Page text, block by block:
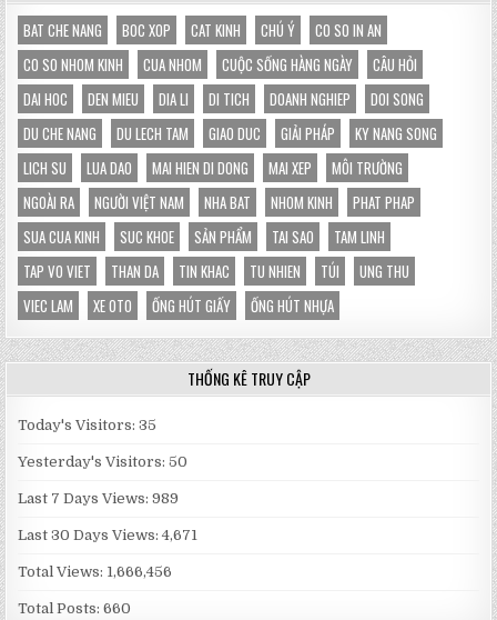
LỘC
BỊ
CHẶN
ĐỨNG
HOÀN
TOÀN
BAT CHE NANG BOC XOP CAT KINH CHÚ Ý
CO SO IN AN
CO SO NHOM KINH
CUA NHOM CUỘC SỐNG HÀNG NGÀY
CÂU HỎI
DAI HOC
DEN MIEU DIA LI DI TICH DOANH NGHIEP
DOI SONG
DU CHE NANG
DU LECH TAM GIAO DUC GIẢI PHÁP
KY NANG SONG
LICH SU
LUA DAO MAI HIEN DI DONG MAI XEP
MÔI TRƯỜNG
NGOÀI RA
NGƯỜI VIỆT NAM NHA BAT NHOM KINH
PHAT PHAP
SUA CUA KINH
SUC KHOE SẢN PHẨM TAI SAO
TAM LINH
TAP VO VIET
THAN DA TIN KHAC TU NHIEN TÚI
UNG THU
VIEC LAM
XE OTO ỐNG HÚT GIẤY ỐNG HÚT NHỰA
THỐNG KÊ TRUY CẬP
Today's Visitors:35
Yesterday's Visitors:50
Last 7 Days Views:989
Last 30 Days Views:4,671
Total Views: 1,666,456
Total Posts:660